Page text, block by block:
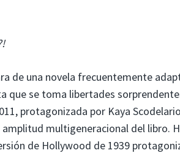
de una novela frecuentemente
que se toma libertades
protagonizada por Kaya
multigeneracional del libro.
de Hollywood de 1939